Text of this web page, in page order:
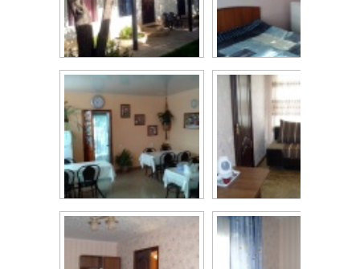
Двухместный...
Столовая Трехместный...